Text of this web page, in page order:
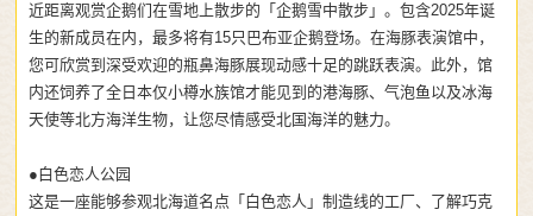
近距离观赏企鹅们在雪地上散步的「企鹅雪中散步」。包含2025年诞
生的新成员在内，最多将有15只巴布亚企鹅登场。在海豚表演馆中，
您可欣赏到深受欢迎的瓶鼻海豚展现动感十足的跳跃表演。此外，馆
内还饲养了全日本仅小樽水族馆才能见到的港海豚、气泡鱼以及冰海
天使等北方海洋生物，让您尽情感受北国海洋的魅力。
●白色恋人公园
这是一座能够参观北海道名点「白色恋人」制造线的工厂、了解巧克